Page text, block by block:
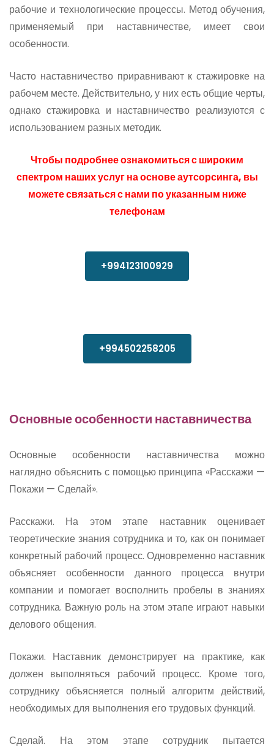
рабочие и технологические процессы. Метод обучения,
применяемый при наставничестве, имеет свои
особенности.
Часто наставничество приравнивают к стажировке на
рабочем месте. Действительно, у них есть общие черты,
однако стажировка и наставничество реализуются с
использованием разных методик.
Чтобы подробнее ознакомиться с широким
спектром наших услуг на основе аутсорсинга, вы
можете связаться с нами по указанным ниже
телефонам
+994123100929
+994502258205
Основные особенности наставничества
Основные особенности наставничества можно
наглядно объяснить с помощью принципа «Расскажи —
Покажи — Сделай».
Расскажи. На этом этапе наставник оценивает
теоретические знания сотрудника и то, как он понимает
конкретный рабочий процесс. Одновременно наставник
объясняет особенности данного процесса внутри
компании и помогает восполнить пробелы в знаниях
сотрудника. Важную роль на этом этапе играют навыки
делового общения.
Покажи. Наставник демонстрирует на практике, как
должен выполняться рабочий процесс. Кроме того,
сотруднику объясняется полный алгоритм действий,
необходимых для выполнения его трудовых функций.
Сделай. На этом этапе сотрудник пытается